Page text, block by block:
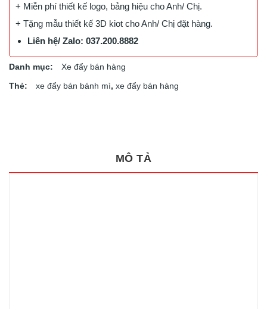
+ Miễn phí thiết kế logo, bảng hiệu cho Anh/ Chị.
+ Tặng mẫu thiết kế 3D kiot cho Anh/ Chị đặt hàng.
Liên hệ/ Zalo: 037.200.8882
Danh mục:
Xe đẩy bán hàng
Thẻ:
xe đẩy bán bánh mì, xe đẩy bán hàng
MÔ TẢ